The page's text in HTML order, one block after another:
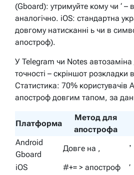
(Gboard): утримуйте кому чи ‘ –
аналогічно. iOS: стандартна
довгому натисканні ь чи в
апостроф).
У Telegram чи Notes
точності – скріншот
Статистика: 70% користувачів
апостроф довгим тапом, за
Платформа
Метод для
апострофа
Android
Gboard
Довге на ,
ʼ
iOS
#+= > апостроф
’